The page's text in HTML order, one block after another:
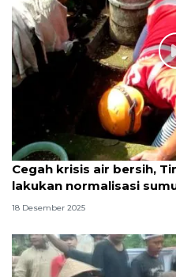
Cegah krisis air bersih,
lakukan normalisasi
18 Desember 2025